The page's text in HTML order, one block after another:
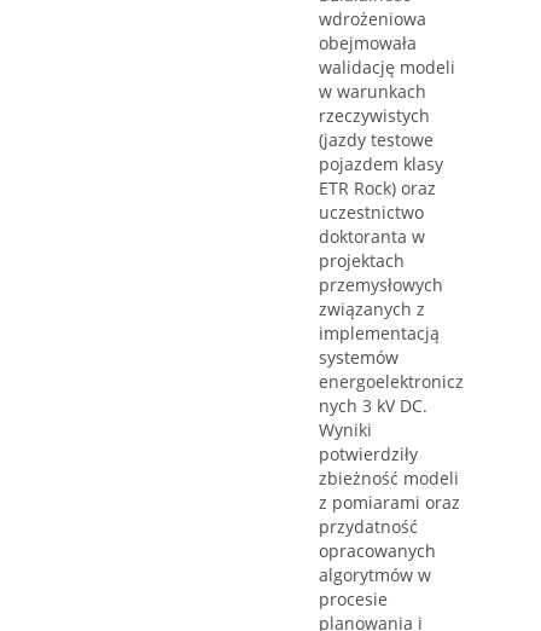
wdrożeniowa
obejmowała
walidację modeli
w warunkach
rzeczywistych
(jazdy testowe
pojazdem klasy
ETR Rock) oraz
uczestnictwo
doktoranta w
projektach
przemysłowych
związanych z
implementacją
systemów
energoelektronicz
nych 3 kV DC.
Wyniki
potwierdziły
zbieżność modeli
z pomiarami oraz
przydatność
opracowanych
algorytmów w
procesie
planowania i